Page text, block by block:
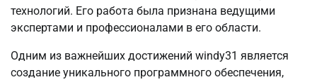
технологий. Его работа была признана ведущими
экспертами и профессионалами в его области.
Одним из важнейших достижений windy31 является
создание уникального программного обеспечения,